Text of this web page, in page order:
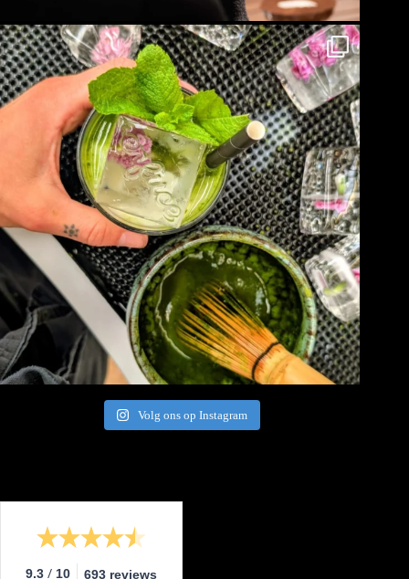
Volg ons op Instagram
9.3 / 10 693 reviews